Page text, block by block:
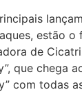
estão o
de
que chega
com todas